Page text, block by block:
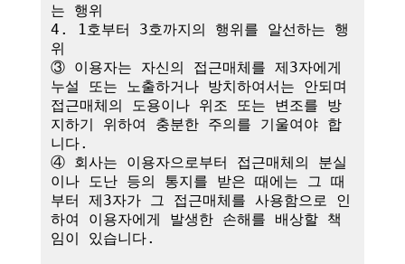
는 행위
4. 1호부터 3호까지의 행위를 알선하는 행
위
③ 이용자는 자신의 접근매체를 제3자에게
누설 또는 노출하거나 방치하여서는 안되며
접근매체의 도용이나 위조 또는 변조를 방
지하기 위하여 충분한 주의를 기울여야 합
니다.
④ 회사는 이용자으로부터 접근매체의 분실
이나 도난 등의 통지를 받은 때에는 그 때
부터 제3자가 그 접근매체를 사용함으로 인
하여 이용자에게 발생한 손해를 배상할 책
임이 있습니다.